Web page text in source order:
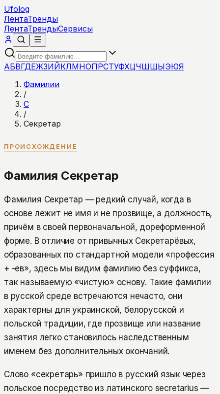
Ufolog
ЛентаТренды
ЛентаТрендыСервисы
АБВГДЕЖЗИЙКЛМНОПРСТУФХЦЧШЩЫЭЮЯ
Фамилии
/
С
/
Секретар
ПРОИСХОЖДЕНИЕ
Фамилия Секретар
Фамилия Секретар — редкий случай, когда в
основе лежит не имя и не прозвище, а должность,
причём в своей первоначальной, дореформенной
форме. В отличие от привычных Секретарёвых,
образованных по стандартной модели «профессия
+ -ев», здесь мы видим фамилию без суффикса,
так называемую «чистую» основу. Такие фамилии
в русской среде встречаются нечасто, они
характерны для украинской, белорусской и
польской традиции, где прозвище или название
занятия легко становилось наследственным
именем без дополнительных окончаний.
Слово «секретарь» пришло в русский язык через
польское посредство из латинского secretarius —